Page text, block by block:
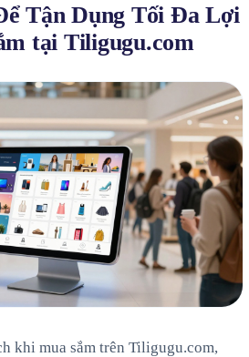
Tận Dụng Tối Đa Lợi
tại Tiligugu.com
khi mua sắm trên Tiligugu.com,